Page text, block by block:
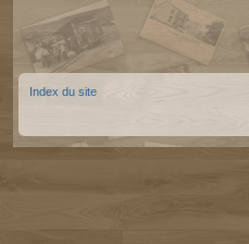
Index du site